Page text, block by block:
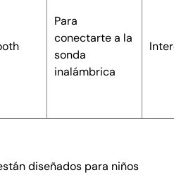
Para
conectarte a la
sonda
inalámbrica
diseñados para niños